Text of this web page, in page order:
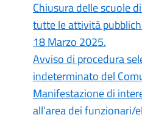
Chiusura delle scuole
tutte le attività
18 Marzo 2025.
Avviso di procedura
indeterminato del
Manifestazione di
all’area dei